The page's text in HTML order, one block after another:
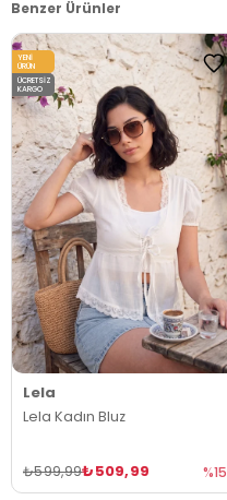
Benzer Ürünler
Lela
Lela Kadın Bluz
₺509,99
₺599,99 %15
YENI
ÜRÜN
ÜCRETSIZ
KARGO